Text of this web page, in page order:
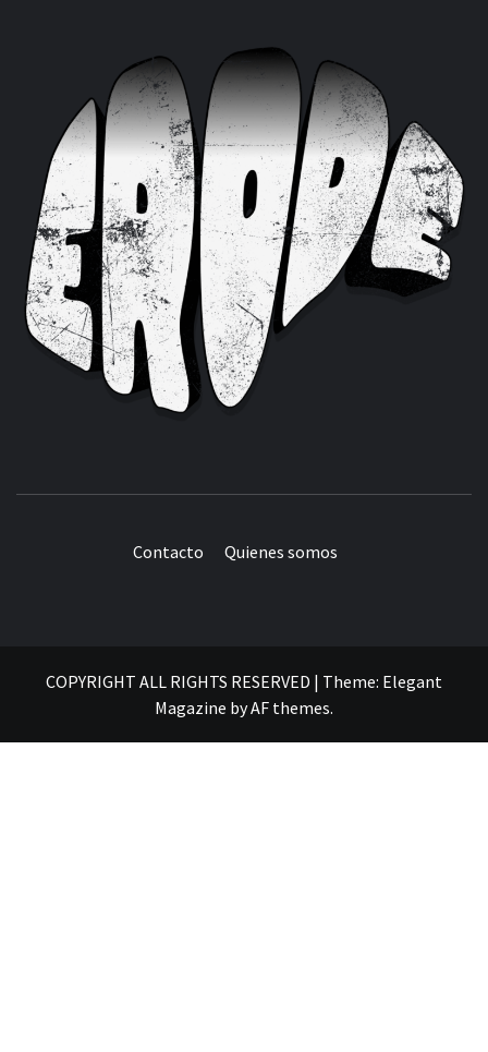
Contacto Quienes somos
COPYRIGHT ALL RIGHTS RESERVED | Theme: Elegant
Magazine byAF themes.